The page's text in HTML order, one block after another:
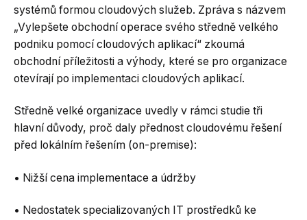
systémů formou cloudových služeb. Zpráva s názvem
„Vylepšete obchodní operace svého středně velkého
podniku pomocí cloudových aplikací“ zkoumá
obchodní příležitosti a výhody, které se pro organizace
otevírají po implementaci cloudových aplikací.
Středně velké organizace uvedly v rámci studie tři
hlavní důvody, proč daly přednost cloudovému řešení
před lokálním řešením (on-premise):
• Nižší cena implementace a údržby
• Nedostatek specializovaných IT prostředků ke